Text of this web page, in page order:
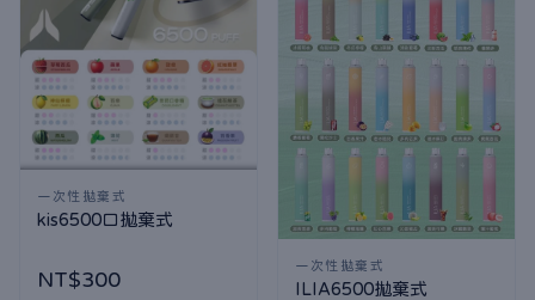
一次性拋棄式
kis6500口拋棄式
NT$300
一次性拋棄式
ILIA6500拋棄式